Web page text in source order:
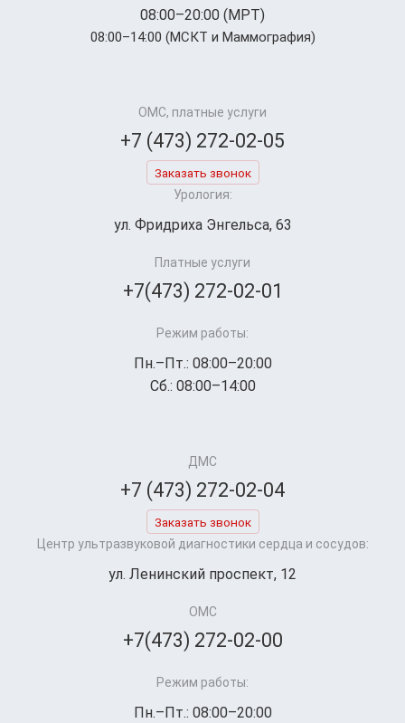
08:00–20:00 (МРТ)
08:00–14:00 (МСКТ и Маммография)
ОМС, платные услуги
+7 (473) 272-02-05
Заказать звонок
Урология:
ул. Фридриха Энгельса, 63
Платные услуги
+7(473) 272-02-01
Режим работы:
Пн.–Пт.: 08:00–20:00
Сб.: 08:00–14:00
ДМС
+7 (473) 272-02-04
Заказать звонок
Центр ультразвуковой диагностики сердца и сосудов:
ул. Ленинский проспект, 12
ОМС
+7(473) 272-02-00
Режим работы:
Пн.–Пт.: 08:00–20:00